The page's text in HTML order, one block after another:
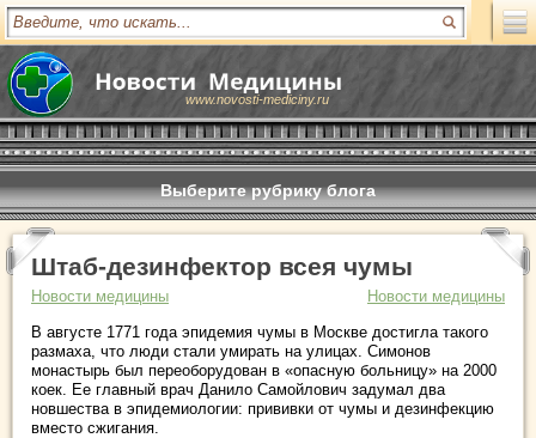
www.novosti-mediciny.ru
Выберите рубрику блога
Штаб-дезинфектор всея чумы
Новости медицины
Новости медицины
В августе 1771 года эпидемия чумы в Москве достигла такого
размаха, что люди стали умирать на улицах. Симонов
монастырь был переоборудован в «опасную больницу» на 2000
коек. Ее главный врач Данило Самойлович задумал два
новшества в эпидемиологии: прививки от чумы и дезинфекцию
вместо сжигания.